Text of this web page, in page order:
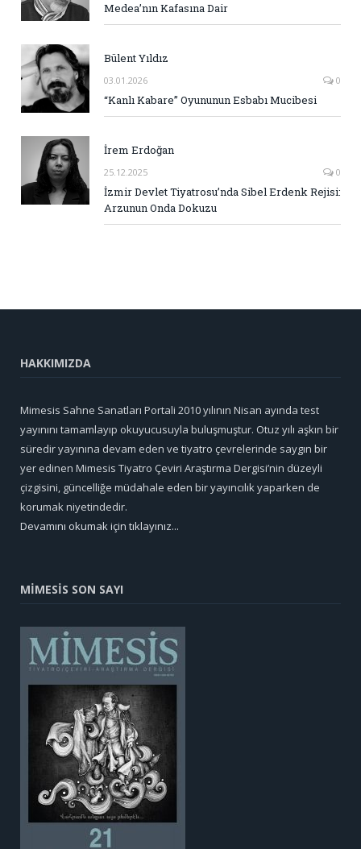
Medea’nın Kafasına Dair
Bülent Yıldız
03.01.2026 0
“Kanlı Kabare” Oyununun Esbabı Mucibesi
İrem Erdoğan
25.12.2025 0
İzmir Devlet Tiyatrosu’nda Sibel Erdenk Rejisi:
Arzunun Onda Dokuzu
HAKKIMIZDA
Mimesis Sahne Sanatları Portali 2010 yılının Nisan ayında test
yayınını tamamlayıp okuyucusuyla buluşmuştur. Otuz yılı aşkın bir
süredir yayınına devam eden ve tiyatro çevrelerinde saygın bir
yer edinen Mimesis Tiyatro Çeviri Araştırma Dergisi’nin düzeyli
çizgisini, güncelliğe müdahale eden bir yayıncılık yaparken de
korumak niyetindedir.
Devamını okumak için tıklayınız...
MİMESİS SON SAYI